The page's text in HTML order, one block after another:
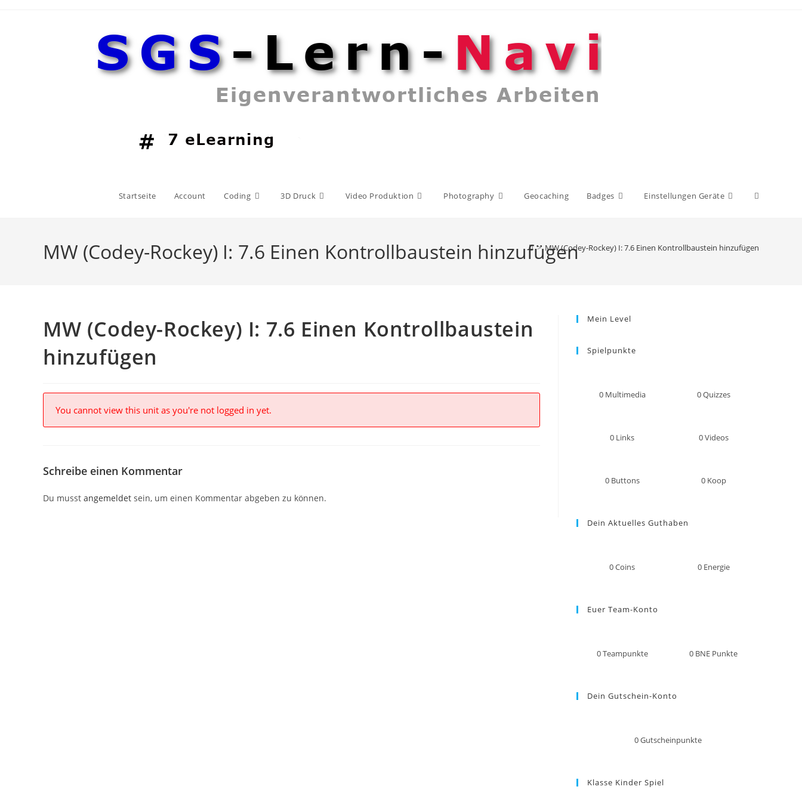
Startseite Account Coding 3D Druck Video Produktion Photography Geocaching Badges Einstellungen Geräte Website-
MW (Codey-Rockey) I: 7.6 Einen Kontrollbaustein hinzufügen
> MW (Codey-Rockey) I: 7.6 Einen Kontrollbaustein hinzufügen
MW (Codey-Rockey) I: 7.6 Einen Kontrollbaustein
hinzufügen
You cannot view this unit as you're not logged in yet.
Schreibe einen Kommentar
Du musst angemeldet sein, um einen Kommentar abgeben zu können.
Mein Level
Spielpunkte
0 Multimedia 0Quizzes
0 Links 0Videos
0 Buttons 0 Koop
Dein Aktuelles Guthaben
0Coins 0 Energie
Euer Team-Konto
0Teampunkte 0 BNE Punkte
Dein Gutschein-Konto
0Gutscheinpunkte
Klasse Kinder Spiel